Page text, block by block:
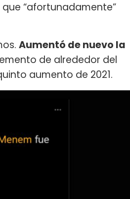
“afortunadamente”
Aumentó de nuevo la
de alrededor del
aumento de 2021.